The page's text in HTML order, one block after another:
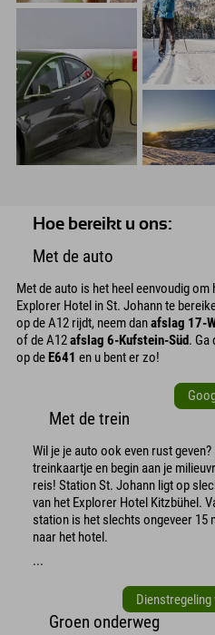
Hoe bereikt u ons:
Met de auto
Met de auto is het heel eenvoudig om
Explorer Hotel in St. Johann te
op de A12 rijdt, neem danafslag 17-
of de A12afslag 6-Kufstein-Süd. Ga
op deE641 en u bent er zo!
Met de trein
Wil je je auto ook even rust
treinkaartje en begin aan je
reis! Station St. Johann ligt op
van het Explorer Hotel Kitzbühel.
station is het slechts ongeveer 15
naar het hotel.
...
Dienstregeling
Groen onderweg